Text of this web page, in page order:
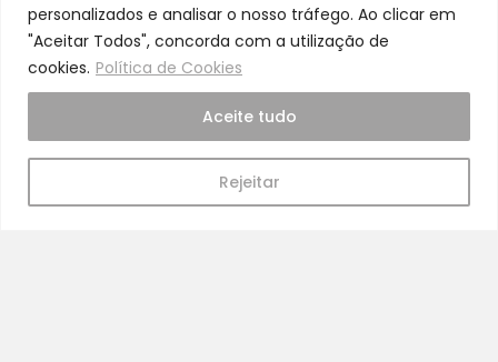
personalizados e analisar o nosso tráfego. Ao clicar em
"Aceitar Todos", concorda com a utilização de
cookies. Política de Cookies
Rejeitar
Aceite tudo
Cuidado
A nossa equipa é especializada em cuidados